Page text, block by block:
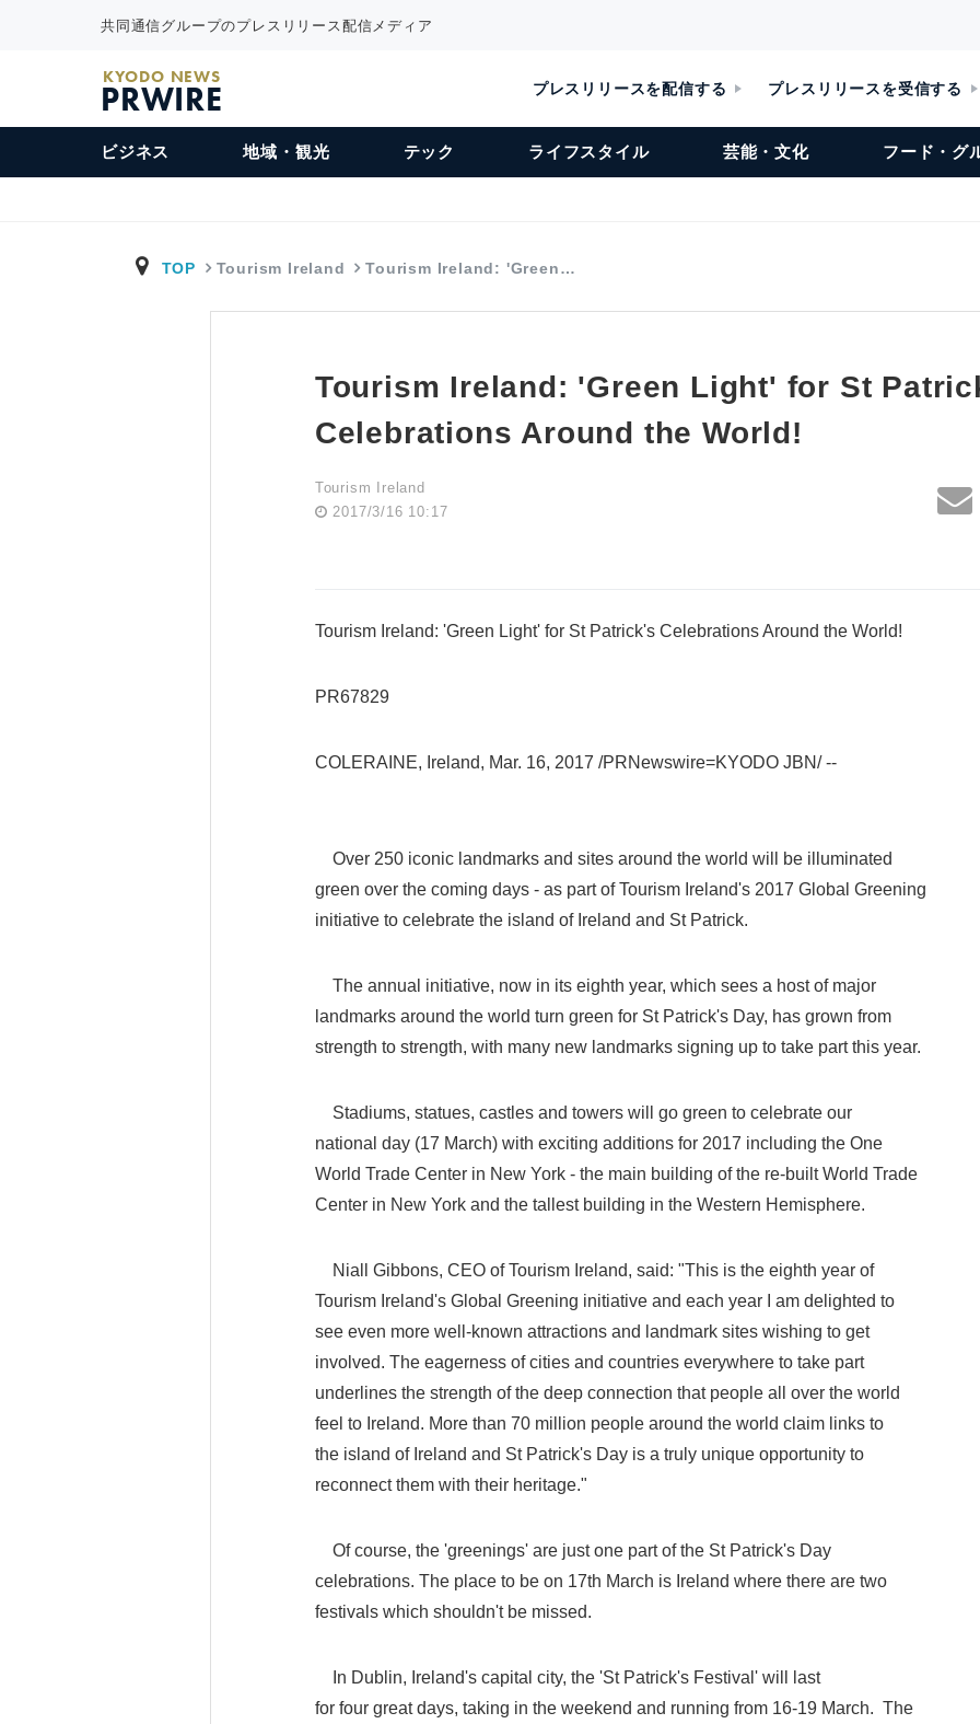
共同通信グループのプレスリリース配信メディア
KYODO NEWS
PRWIRE プレスリリースを配信する プレスリリースを受信する
ビジネス 地域・観光 テック ライフスタイル 芸能・文化 フード・グ
TOP Tourism Ireland Tourism Ireland: 'Green…
Tourism Ireland: 'Green Light' for St
Celebrations Around the World!
Tourism Ireland
2017/3/16 10:17
Tourism Ireland: 'Green Light' for St Patrick's Celebrations Around the World!
PR67829
COLERAINE, Ireland, Mar. 16, 2017 /PRNewswire=KYODO JBN/ --
Over 250 iconic landmarks and sites around the world will be illuminated
green over the coming days - as part of Tourism Ireland's 2017 Global Greening
initiative to celebrate the island of Ireland and St Patrick.
The annual initiative, now in its eighth year, which sees a host of major
landmarks around the world turn green for St Patrick's Day, has grown from
strength to strength, with many new landmarks signing up to take part this year.
Stadiums, statues, castles and towers will go green to celebrate our
national day (17 March) with exciting additions for 2017 including the One
World Trade Center in New York - the main building of the re-built World Trade
Center in New York and the tallest building in the Western Hemisphere.
Niall Gibbons, CEO of Tourism Ireland, said: "This is the eighth year of
Tourism Ireland's Global Greening initiative and each year I am delighted to
see even more well-known attractions and landmark sites wishing to get
involved. The eagerness of cities and countries everywhere to take part
underlines the strength of the deep connection that people all over the world
feel to Ireland. More than 70 million people around the world claim links to
the island of Ireland and St Patrick's Day is a truly unique opportunity to
reconnect them with their heritage."
Of course, the 'greenings' are just one part of the St Patrick's Day
celebrations. The place to be on 17th March is Ireland where there are two
festivals which shouldn't be missed.
In Dublin, Ireland's capital city, the 'St Patrick's Festival' will last
for four great days, taking in the weekend and running from 16-19 March. The